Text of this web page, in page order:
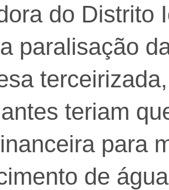
do Distrito
paralisação
terceirizada
teriam
para
de